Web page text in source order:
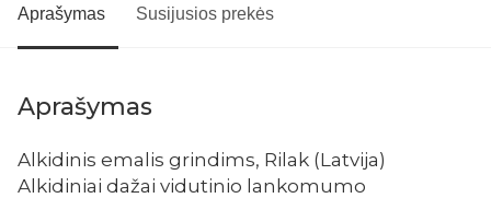
Aprašymas Susijusios prekės
Aprašymas
Alkidinis emalis grindims, Rilak (Latvija)
Alkidiniai dažai vidutinio lankomumo